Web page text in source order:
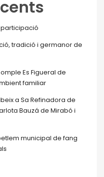
participació
tradició i germanor de
Es Figueral de
familiar
a Sa Refinadora de
Bauzá de Mirabó i
municipal de fang